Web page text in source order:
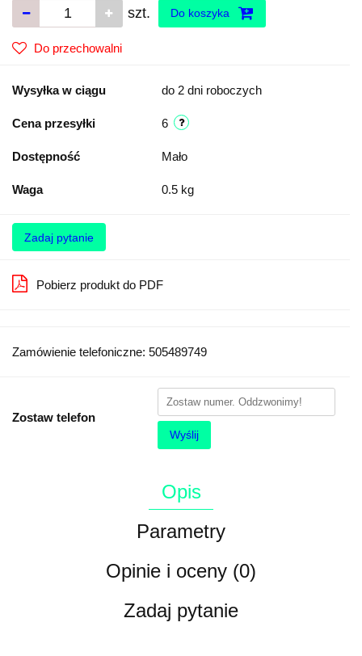
szt. Do koszyka
Do przechowalni
Wysyłka w ciągu do 2 dni roboczych
Cena przesyłki 6
Dostępność Mało
Waga 0.5 kg
Zadaj pytanie
Pobierz produkt do PDF
Zamówienie telefoniczne: 505489749
Zostaw telefon
Wyślij
Opis
Parametry
Opinie i oceny (0)
Zadaj pytanie